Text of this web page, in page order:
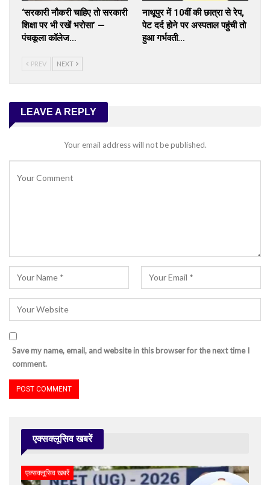
‘सरकारी नौकरी चाहिए तो सरकारी
शिक्षा पर भी रखें भरोसा’ —
पंचकूला कॉलेज…
नाथूपुर में 10वीं की छात्रा से रेप,
पेट दर्द होने पर अस्पताल पहुंची तो
हुआ गर्भवती…
PREV NEXT
LEAVE A REPLY
Your email address will not be published.
Save my name, email, and website in this browser for the next time I
comment.
एक्सक्लूसिव खबरें
एक्सक्लूसिव खबरें